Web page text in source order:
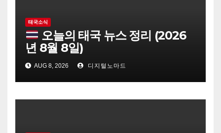
태국소식
오늘의 태국 뉴스 정리 (2026
년 8월 8일)
AUG 8, 2026 디지털노마드